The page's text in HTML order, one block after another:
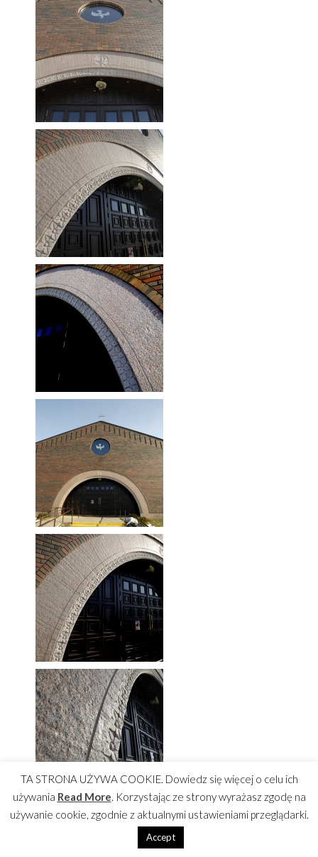
TA STRONA UŻYWA COOKIE. Dowiedz się więcej o celu ich
używania Read More. Korzystając ze strony wyrażasz zgodę na
używanie cookie, zgodnie z aktualnymi ustawieniami przeglądarki.
Accept